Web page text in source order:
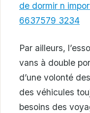
de dormir n
6637579 3234
Par ailleurs,
vans à double
d’une volonté
des véhicules
besoins des